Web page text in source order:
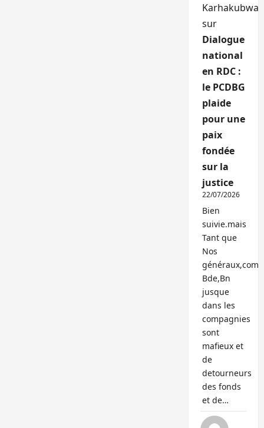
Karhakubwa
sur
Dialogue
national
en RDC :
le PCDBG
plaide
pour une
paix
fondée
sur la
justice
22/07/2026
Bien
suivie.mais
Tant que
Nos
généraux,com
Bde,Bn
jusque
dans les
compagnies
sont
mafieux et
de
detourneurs
des fonds
et de…